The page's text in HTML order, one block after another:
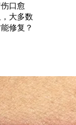
口愈
大多数
修复？